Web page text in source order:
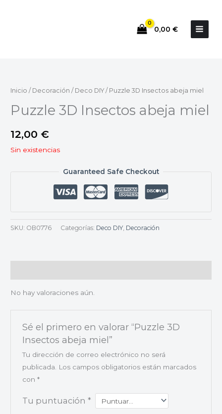
0,00 €
Inicio / Decoración / Deco DIY/ Puzzle 3D Insectos abeja miel
Puzzle 3D Insectos abeja miel
12,00 €
Sin existencias
Guaranteed Safe Checkout
SKU: OB0776 Categorías: Deco DIY, Decoración
No hay valoraciones aún.
Sé el primero en valorar “Puzzle 3D
Insectos abeja miel”
Tu dirección de correo electrónico no será
publicada.
Los campos obligatorios están marcados
con *
Tu puntuación *